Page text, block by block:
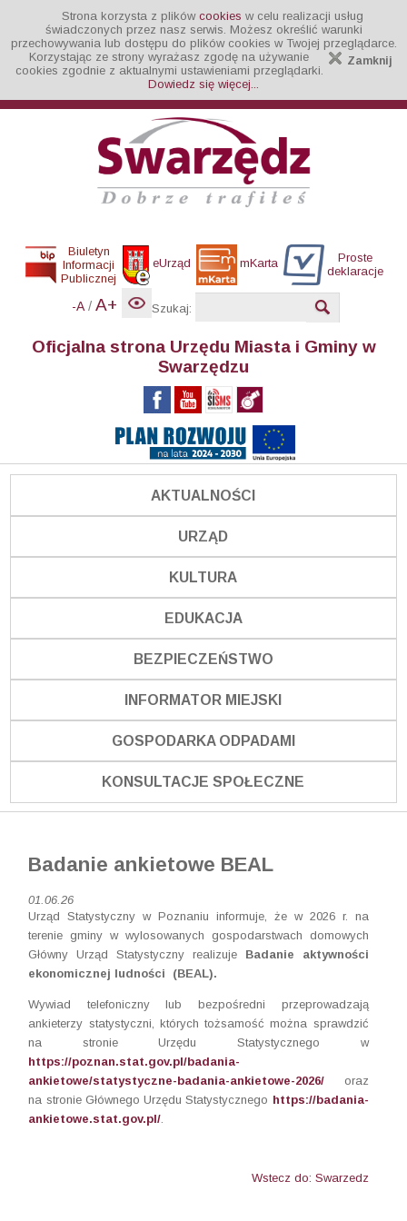
Strona korzysta z plików cookies w celu realizacji usług
świadczonych przez nasz serwis. Możesz określić warunki
przechowywania lub dostępu do plików cookies w Twojej przeglądarce.
Zamknij
Korzystając ze strony wyrażasz zgodę na używanie
cookies zgodnie z aktualnymi ustawieniami przeglądarki.
Dowiedz się więcej...
Biuletyn
Informacji
Publicznej
eUrząd mKarta
Proste
deklaracje
-A / A+ Szukaj:
Oficjalna strona Urzędu Miasta i Gminy w
Swarzędzu
AKTUALNOŚCI
URZĄD
KULTURA
EDUKACJA
BEZPIECZEŃSTWO
INFORMATOR MIEJSKI
GOSPODARKA ODPADAMI
KONSULTACJE SPOŁECZNE
Badanie ankietowe BEAL
01.06.26
Urząd Statystyczny w Poznaniu informuje, że w 2026 r. na
terenie gminy w wylosowanych gospodarstwach domowych
Główny Urząd Statystyczny realizuje Badanie aktywności
ekonomicznej ludności (BEAL).
Wywiad telefoniczny lub bezpośredni przeprowadzają
ankieterzy statystyczni, których tożsamość można sprawdzić
na stronie Urzędu Statystycznego w
https://poznan.stat.gov.pl/badania-
ankietowe/statystyczne-badania-ankietowe-2026/ oraz
na stronie Głównego Urzędu Statystycznego https://badania-
ankietowe.stat.gov.pl/.
Wstecz do: Swarzedz